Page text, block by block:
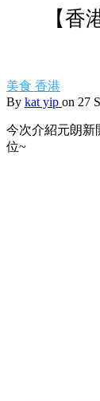
【
美食 香港
By kat yip on 27
今次介紹元朗新
位~